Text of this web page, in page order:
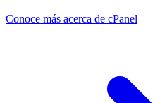
Conoce más acerca de cPanel